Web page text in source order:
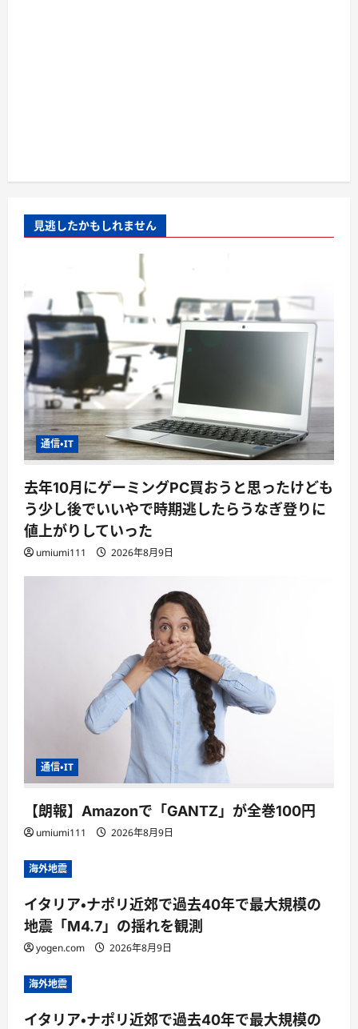
見逃したかもしれません
通信・IT
去年10月にゲーミングPC買おうと思ったけども
う少し後でいいやで時期逃したらうなぎ登りに
値上がりしていった
umiumi111 2026年8月9日
通信・IT
【朗報】Amazonで「GANTZ」が全巻100円
umiumi111 2026年8月9日
海外地震
イタリア・ナポリ近郊で過去40年で最大規模の
地震「M4.7」の揺れを観測
yogen.com 2026年8月9日
海外地震
イタリア・ナポリ近郊で過去40年で最大規模の